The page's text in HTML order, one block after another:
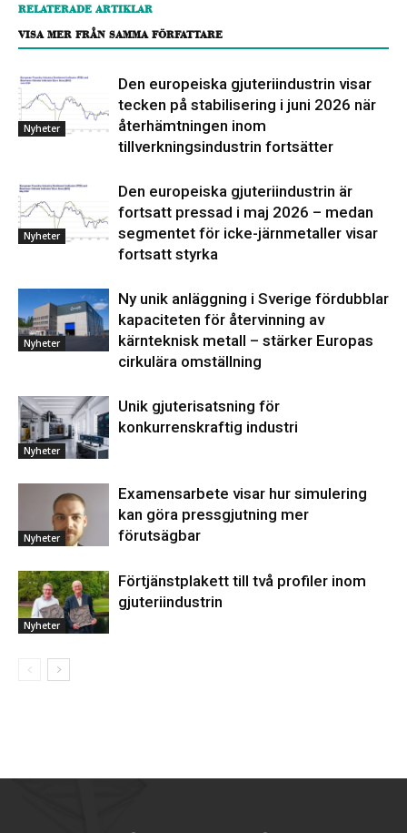
RELATERADE ARTIKLAR
VISA MER FRÅN SAMMA FÖRFATTARE
Nyheter
Den europeiska gjuteriindustrin visar
tecken på stabilisering i juni 2026 när
återhämtningen inom
tillverkningsindustrin fortsätter
Nyheter
Den europeiska gjuteriindustrin är
fortsatt pressad i maj 2026 – medan
segmentet för icke-järnmetaller visar
fortsatt styrka
Nyheter
Ny unik anläggning i Sverige fördubblar
kapaciteten för återvinning av
kärnteknisk metall – stärker Europas
cirkulära omställning
Nyheter
Unik gjuterisatsning för
konkurrenskraftig industri
Nyheter
Examensarbete visar hur simulering
kan göra pressgjutning mer
förutsägbar
Nyheter
Förtjänstplakett till två profiler inom
gjuteriindustrin